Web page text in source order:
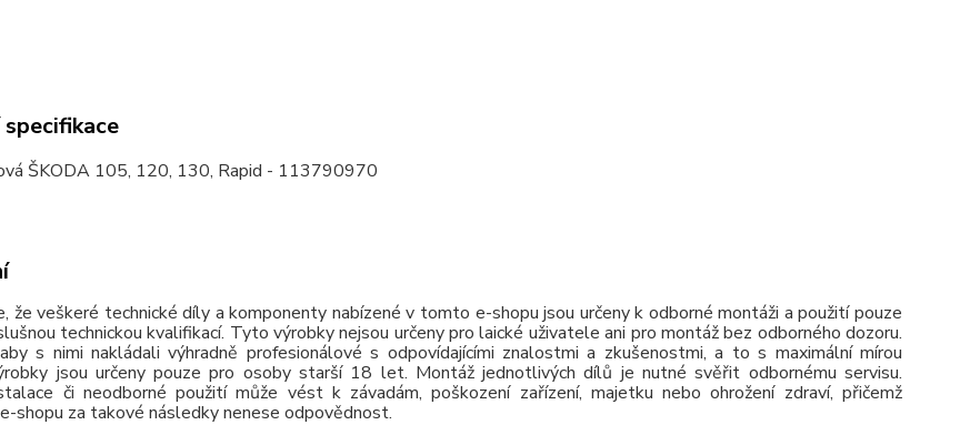
ŠKODA 105, 120, 130, Rapid - 113790970
že veškeré technické díly a komponenty nabízené v tomto e-shopu jsou určeny k odborné montáži a použití pouze
technickou kvalifikací. Tyto výrobky nejsou určeny pro laické uživatele ani pro montáž bez odborného dozoru.
s nimi nakládali výhradně profesionálové s odpovídajícími znalostmi a zkušenostmi, a to s maximální mírou
jsou určeny pouze pro osoby starší 18 let. Montáž jednotlivých dílů je nutné svěřit odbornému servisu.
či neodborné použití může vést k závadám, poškození zařízení, majetku nebo ohrožení zdraví, přičemž
shopu za takové následky nenese odpovědnost.